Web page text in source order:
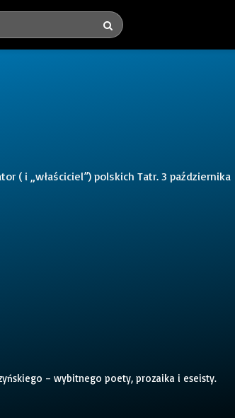
( i „właściciel”) polskich Tatr. 3 października
– wybitnego poety, prozaika i eseisty.